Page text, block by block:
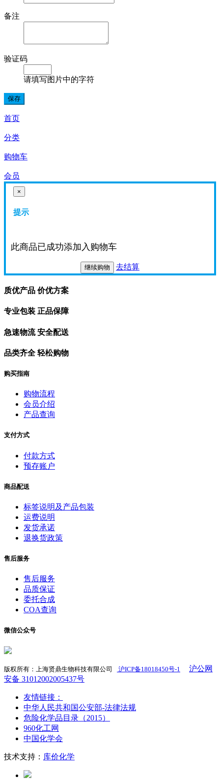
备注
验证码
请填写图片中的字符
首页
分类
购物车
会员
×
提示
此商品已成功添加入购物车
继续购物 去结算
质优产品 价优方案
专业包装 正品保障
急速物流 安全配送
品类齐全 轻松购物
购买指南
购物流程
会员介绍
产品查询
支付方式
付款方式
预存账户
商品配送
标签说明及产品包装
运费说明
发货承诺
退换货政策
售后服务
售后服务
品质保证
委托合成
COA查询
微信公众号
版权所有：上海贤鼎生物科技有限公司 沪ICP备18018450号-1
沪公网
安备 31012002005437号
友情链接：
中华人民共和国公安部-法律法规
危险化学品目录（2015）
960化工网
中国化学会
技术支持： 库价化学